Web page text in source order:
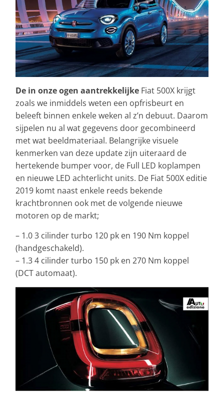
De in onze ogen aantrekkelijke Fiat 500X krijgt
zoals we inmiddels weten een opfrisbeurt en
beleeft binnen enkele weken al z’n debuut. Daarom
sijpelen nu al wat gegevens door gecombineerd
met wat beeldmateriaal. Belangrijke visuele
kenmerken van deze update zijn uiteraard de
hertekende bumper voor, de Full LED koplampen
en nieuwe LED achterlicht units. De Fiat 500X editie
2019 komt naast enkele reeds bekende
krachtbronnen ook met de volgende nieuwe
motoren op de markt;
– 1.0 3 cilinder turbo 120 pk en 190 Nm koppel
(handgeschakeld).
– 1.3 4 cilinder turbo 150 pk en 270 Nm koppel
(DCT automaat).